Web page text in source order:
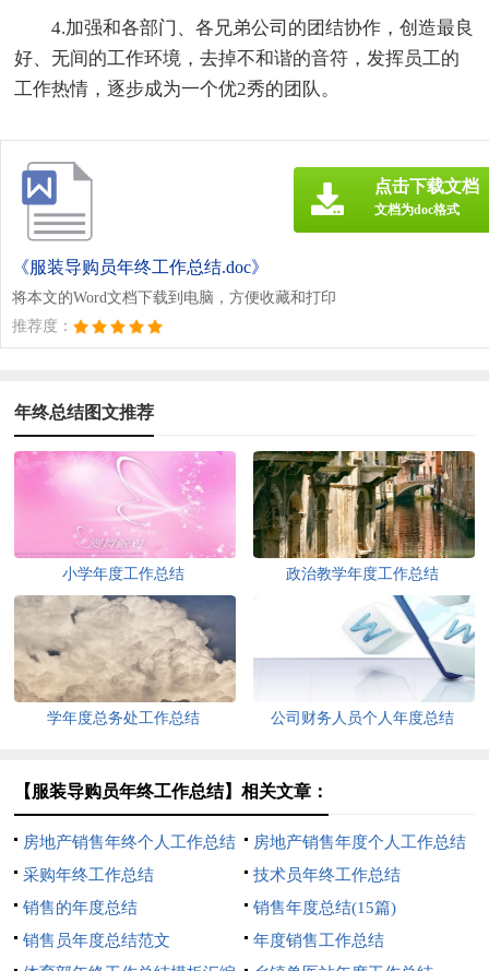
4.加强和各部门、各兄弟公司的团结协作，创造最良
好、无间的工作环境，去掉不和谐的音符，发挥员工的
工作热情，逐步成为一个优2秀的团队。
《服装导购员年终工作总结.doc》
将本文的Word文档下载到电脑，方便收藏和打印
推荐度：
点击下载文档
文档为doc格式
年终总结图文推荐
小学年度工作总结 政治教学年度工作总结
学年度总务处工作总结 公司财务人员个人年度总结
【服装导购员年终工作总结】相关文章：
房地产销售年终个人工作总结
房地产销售年度个人工作总结
采购年终工作总结
技术员年终工作总结
销售的年度总结
销售年度总结(15篇)
销售员年度总结范文
年度销售工作总结